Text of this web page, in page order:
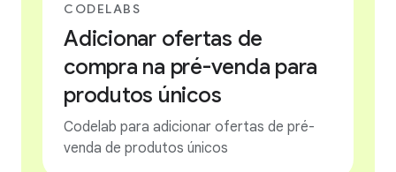
CODELABS
Adicionar ofertas de
compra na pré-venda para
produtos únicos
Codelab para adicionar ofertas de pré-
venda de produtos únicos